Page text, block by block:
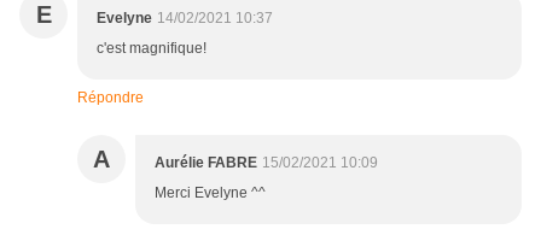
E Evelyne 14/02/2021 10:37
c'est magnifique!
Répondre
A Aurélie FABRE 15/02/2021 10:09
Merci Evelyne ^^